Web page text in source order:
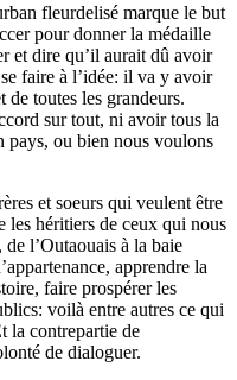
fleurdelisé marque le but
pour donner la médaille
et dire qu’il aurait dû avoir
faire à l’idée: il va y avoir
de toutes les grandeurs.
sur tout, ni avoir tous la
pays, ou bien nous voulons
et soeurs qui veulent être
les héritiers de ceux qui nous
l’Outaouais à la baie
apprendre la
faire prospérer les
voilà entre autres ce qui
la contrepartie de
de dialoguer.